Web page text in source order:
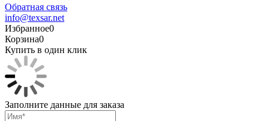
Обратная связь
info@texsar.net
Избранное0
Корзина0
Купить в один клик
Заполните данные для заказа